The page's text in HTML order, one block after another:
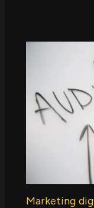
Marketing